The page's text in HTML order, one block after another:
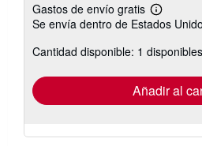
Gastos de envío gratis
Más
las
tarifas
envío
Se envía dentro de Estados
Cantidad disponible: 1 disponibles
Añadir al